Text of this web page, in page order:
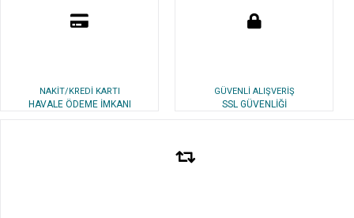
NAKİT/KREDİ KARTI
HAVALE ÖDEME İMKANI
GÜVENLİ ALIŞVERİŞ
SSL GÜVENLİĞİ